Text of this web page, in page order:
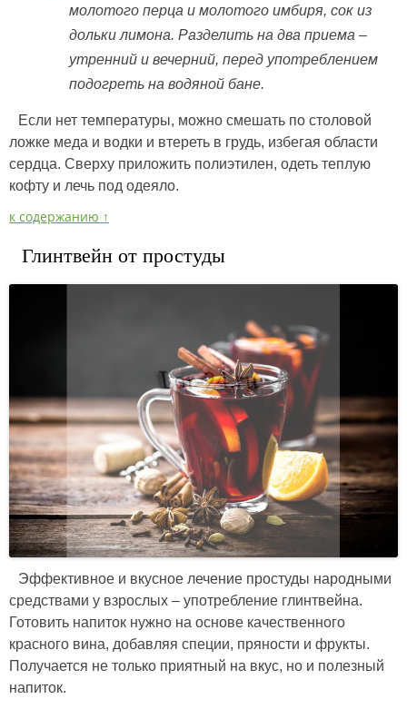
молотого перца и молотого имбиря, сок из
дольки лимона. Разделить на два приема –
утренний и вечерний, перед употреблением
подогреть на водяной бане.
Если нет температуры, можно смешать по столовой
ложке меда и водки и втереть в грудь, избегая области
сердца. Сверху приложить полиэтилен, одеть теплую
кофту и лечь под одеяло.
к содержанию ↑
Глинтвейн от простуды
Эффективное и вкусное лечение простуды народными
средствами у взрослых – употребление глинтвейна.
Готовить напиток нужно на основе качественного
красного вина, добавляя специи, пряности и фрукты.
Получается не только приятный на вкус, но и полезный
напиток.